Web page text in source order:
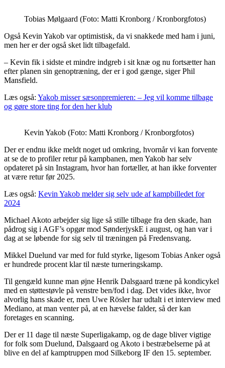
Tobias Mølgaard (Foto: Matti Kronborg / Kronborgfotos)
Også Kevin Yakob var optimistisk, da vi snakkede med ham i juni,
men her er der også sket lidt tilbagefald.
– Kevin fik i sidste et mindre indgreb i sit knæ og nu fortsætter han
efter planen sin genoptræning, der er i god gænge, siger Phil
Mansfield.
Læs også: Yakob misser sæsonpremieren: – Jeg vil komme tilbage
og gøre store ting for den her klub
Kevin Yakob (Foto: Matti Kronborg / Kronborgfotos)
Der er endnu ikke meldt noget ud omkring, hvornår vi kan forvente
at se de to profiler retur på kampbanen, men Yakob har selv
opdateret på sin Instagram, hvor han fortæller, at han ikke forventer
at være retur før 2025.
Læs også: Kevin Yakob melder sig selv ude af kampbilledet for
2024
Michael Akoto arbejder sig lige så stille tilbage fra den skade, han
pådrog sig i AGF’s opgør mod SønderjyskE i august, og han var i
dag at se løbende for sig selv til træningen på Fredensvang.
Mikkel Duelund var med for fuld styrke, ligesom Tobias Anker også
er hundrede procent klar til næste turneringskamp.
Til gengæld kunne man øjne Henrik Dalsgaard træne på kondicykel
med en støttestøvle på venstre ben/fod i dag. Det vides ikke, hvor
alvorlig hans skade er, men Uwe Rösler har udtalt i et interview med
Mediano, at man venter på, at en hævelse falder, så der kan
foretages en scanning.
Der er 11 dage til næste Superligakamp, og de dage bliver vigtige
for folk som Duelund, Dalsgaard og Akoto i bestræbelserne på at
blive en del af kamptruppen mod Silkeborg IF den 15. september.